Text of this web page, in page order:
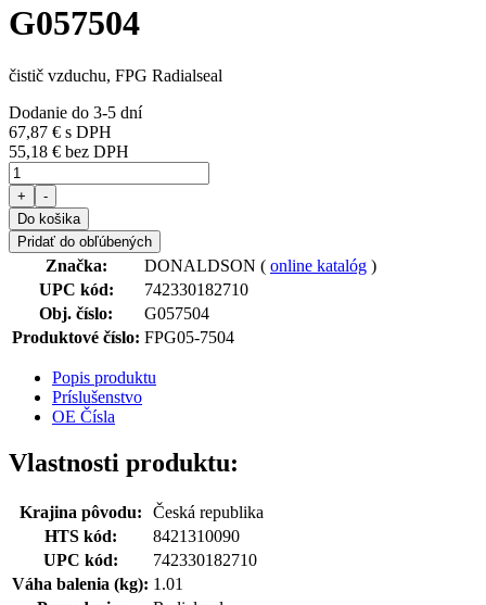
G057504
čistič vzduchu, FPG Radialseal
Dodanie do 3-5 dní
67,87 € s DPH
55,18 € bez DPH
+
-
Do košika
Pridať do obľúbených
Značka: DONALDSON ( online katalóg )
UPC kód:
742330182710
Obj. číslo:
G057504
Produktové číslo: FPG05-7504
Popis produktu
Príslušenstvo
OE Čísla
Vlastnosti produktu:
Krajina pôvodu:
Česká republika
HTS kód:
8421310090
UPC kód:
742330182710
Váha balenia (kg): 1.01